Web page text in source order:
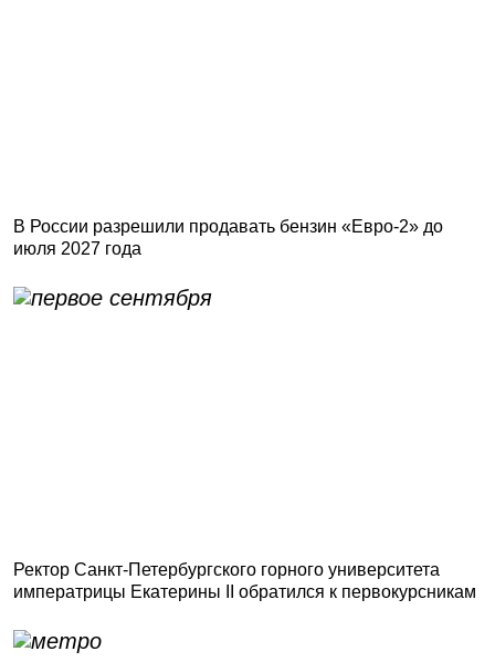
В России разрешили продавать бензин «Евро-2» до
июля 2027 года
Ректор Санкт-Петербургского горного университета
императрицы Екатерины II обратился к первокурсникам